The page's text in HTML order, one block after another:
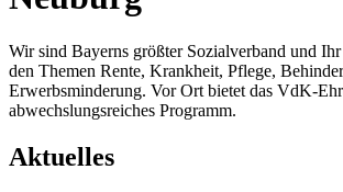
Wir sind Bayerns größter Sozialverband und Ihr
den Themen Rente, Krankheit, Pflege,
Erwerbsminderung. Vor Ort bietet das VdK-
abwechslungsreiches Programm.
Aktuelles